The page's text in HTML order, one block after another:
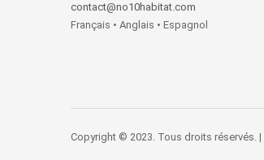
contact@no10habitat.com
Français • Anglais • Espagnol
Copyright © 2023. Tous droits réservés. |